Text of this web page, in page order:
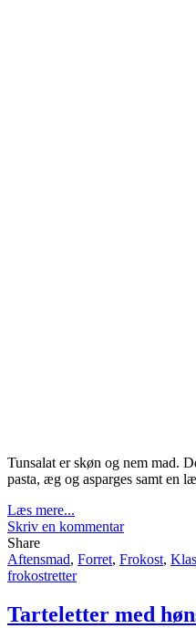
Tunsalat er skøn og nem mad.
pasta, æg og asparges samt en
Læs mere...
Skriv en kommentar
Share
Aftensmad, Forret, Frokost,
frokostretter
Tarteletter med